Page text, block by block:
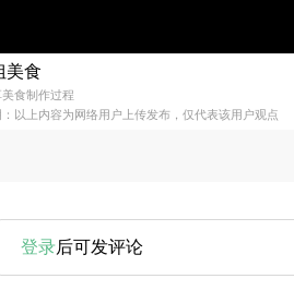
美食
食制作过程
以上内容为网络用户上传发布，仅代表该用户观点
登录后可发评论